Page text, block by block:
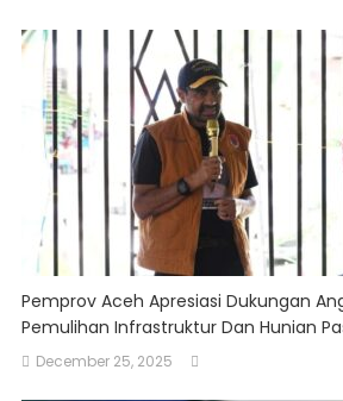
Pemprov Aceh Apresiasi Dukungan
Pemulihan Infrastruktur Dan Hunian
December 25, 2025